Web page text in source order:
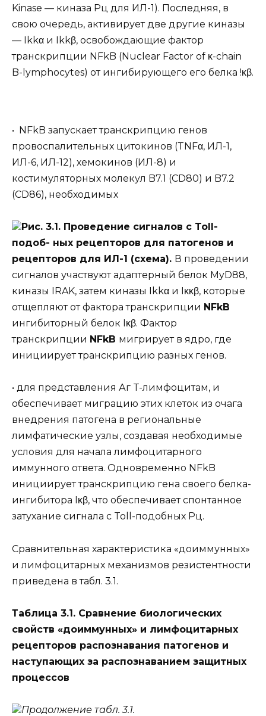
Kinase — киназа Рц для ИЛ-1). Последняя, в
свою очередь, активирует две другие киназы
— Ikkα и Ikkβ, освобождающие фактор
транскрипции NFkB (Nuclear Factor of κ-chain
B-lymphocytes) от ингибирующего его белка !κβ.
• NFkB запускает транскрипцию генов
провоспалительных цитокинов (TNFα, ИЛ-1,
ИЛ-6, ИЛ-12), хемокинов (ИЛ-8) и
костимуляторных молекул B7.1 (CD80) и B7.2
(CD86), необходимых
Рис. 3.1. Проведение сигналов с Toll-
подоб- ных рецепторов для патогенов и
рецепторов для ИЛ-1 (схема). В проведении
сигналов участвуют адаптерный белок MyD88,
киназы IRAK, затем киназы Ikkα и Iκκβ, которые
отщепляют от фактора транскрипции NFkB
ингибиторный белок Iκβ. Фактор
транскрипции NFkB мигрирует в ядро, где
инициирует транскрипцию разных генов.
• для представления Аг T-лимфоцитам, и
обеспечивает миграцию этих клеток из очага
внедрения патогена в региональные
лимфатические узлы, создавая необходимые
условия для начала лимфоцитарного
иммунного ответа. Одновременно NFkB
инициирует транскрипцию гена своего белка-
ингибитора Iκβ, что обеспечивает спонтанное
затухание сигнала с Toll-подобных Рц.
Сравнительная характеристика «доиммунных»
и лимфоцитарных механизмов резистентности
приведена в табл. 3.1.
Таблица 3.1. Сравнение биологических
свойств «доиммунных» и лимфоцитарных
рецепторов распознавания патогенов и
наступающих за распознаванием защитных
процессов
Продолжение табл. 3.1.